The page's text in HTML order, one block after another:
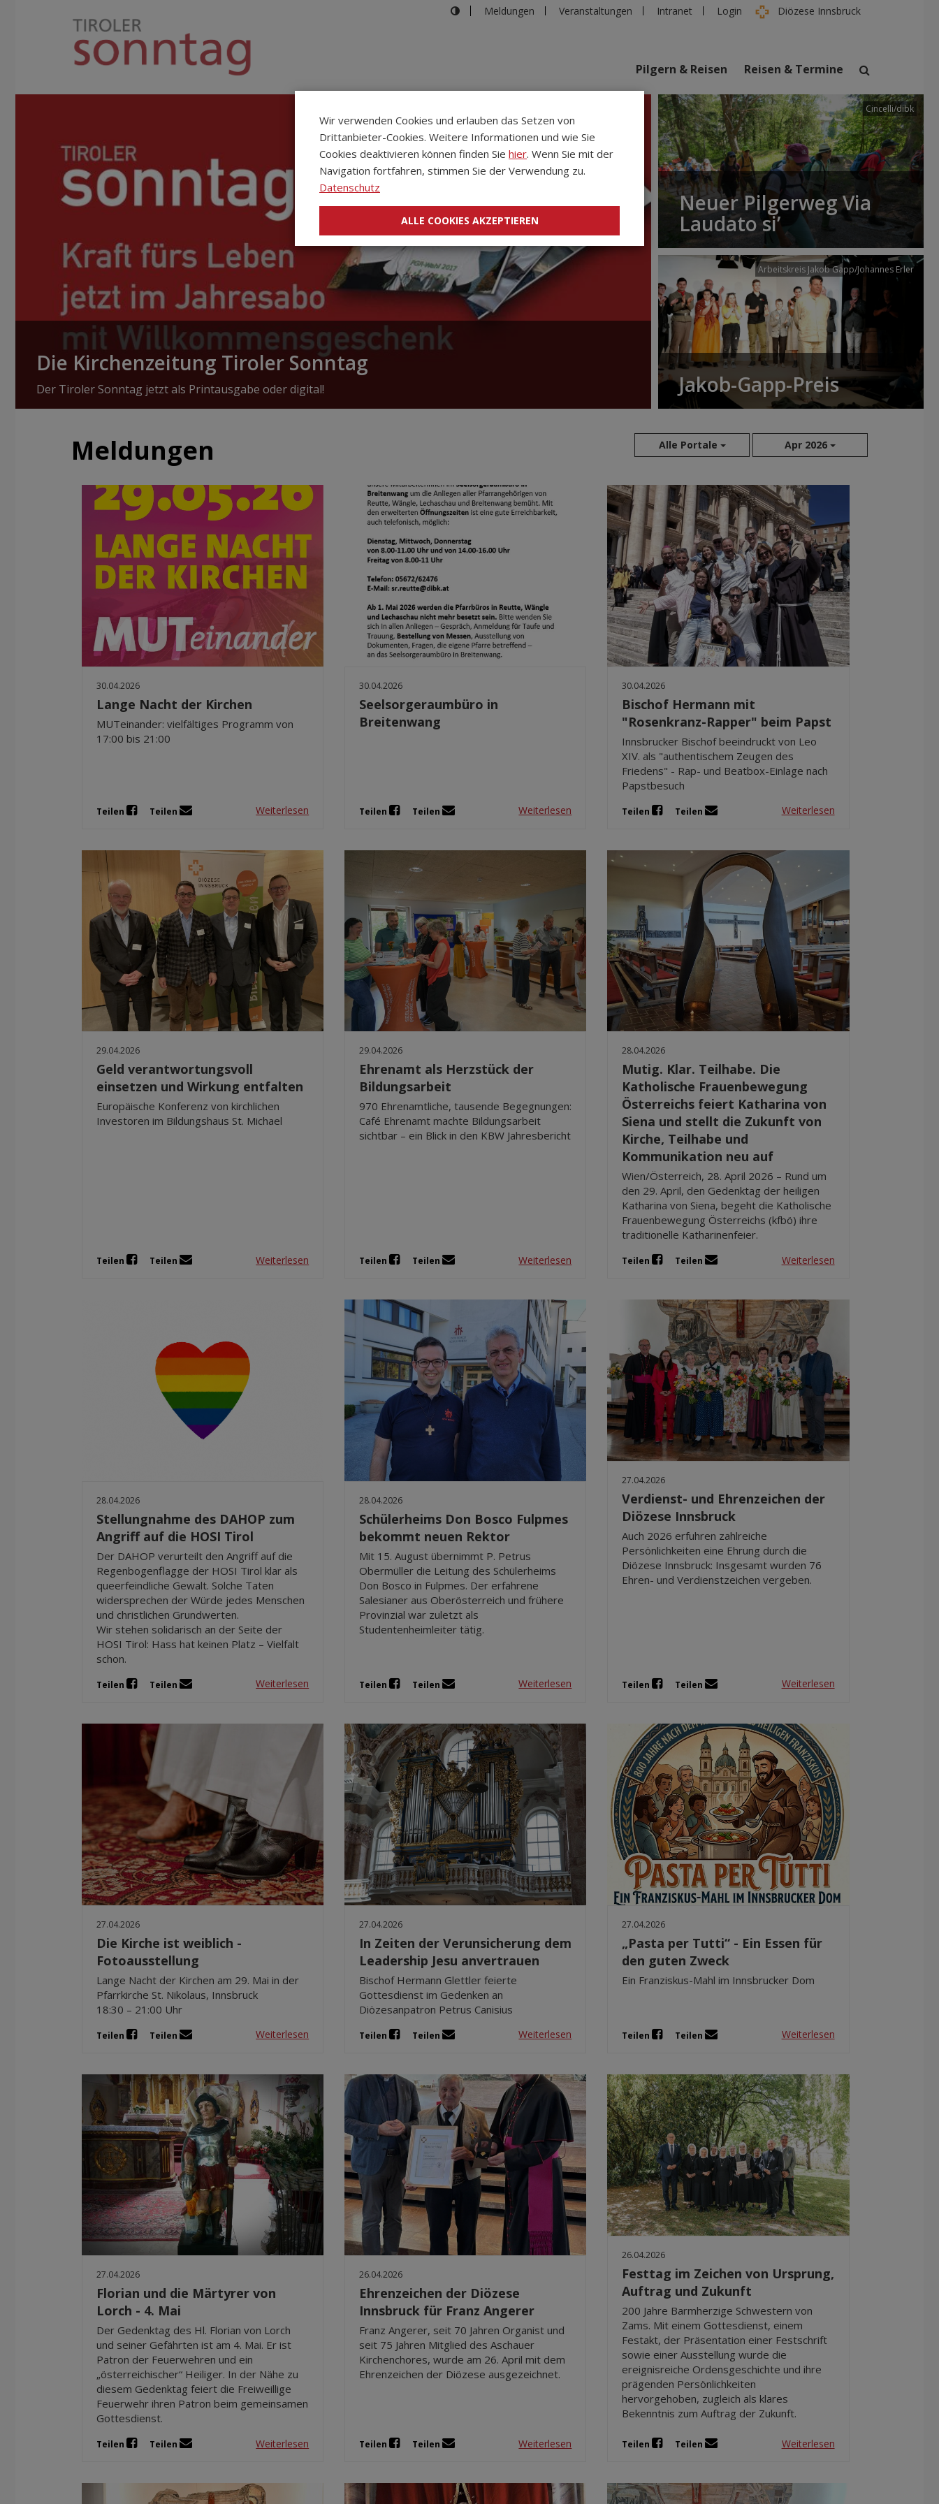
Meldungen Veranstaltungen Intranet Login Diözese Innsbruck
suchen
Veranstaltungen Personen
Pilgern & Reisen Reisen & Termine
Die Kirchenzeitung Tiroler Sonntag
Der Tiroler Sonntag jetzt als Printausgabe oder digital!
Cincelli/dibk
Neuer Pilgerweg Via
Laudato si’
Arbeitskreis Jakob Gapp/Johannes Erler
Jakob-Gapp-Preis
Meldungen Alle Portale Apr 2026
Aug 2026
Jul 2026
Jun 2026
Mai 2026
Apr 2026
Mär 2026
Feb 2026
Jan 2026
Dez 2025
Nov 2025
30.04.2026
Lange Nacht der Kirchen
MUTeinander: vielfältiges Programm von
17:00 bis 21:00
Teilen Teilen Weiterlesen
30.04.2026
Seelsorgeraumbüro in
Breitenwang
Teilen Teilen Weiterlesen
30.04.2026
Bischof Hermann mit
"Rosenkranz-Rapper" beim Papst
Innsbrucker Bischof beeindruckt von Leo
XIV. als "authentischem Zeugen des
Friedens" - Rap- und Beatbox-Einlage nach
Papstbesuch
Teilen Teilen Weiterlesen
29.04.2026
Geld verantwortungsvoll
einsetzen und Wirkung entfalten
Europäische Konferenz von kirchlichen
Investoren im Bildungshaus St. Michael
Teilen Teilen Weiterlesen
29.04.2026
Ehrenamt als Herzstück der
Bildungsarbeit
970 Ehrenamtliche, tausende Begegnungen:
Café Ehrenamt machte Bildungsarbeit
sichtbar – ein Blick in den KBW Jahresbericht
Teilen Teilen Weiterlesen
28.04.2026
Mutig. Klar. Teilhabe. Die
Katholische Frauenbewegung
Österreichs feiert Katharina von
Siena und stellt die Zukunft von
Kirche, Teilhabe und
Kommunikation neu auf
Wien/Österreich, 28. April 2026 – Rund um
den 29. April, den Gedenktag der heiligen
Katharina von Siena, begeht die Katholische
Frauenbewegung Österreichs (kfbö) ihre
traditionelle Katharinenfeier.
Teilen Teilen Weiterlesen
28.04.2026
Stellungnahme des DAHOP zum
Angriff auf die HOSI Tirol
Der DAHOP verurteilt den Angriff auf die
Regenbogenflagge der HOSI Tirol klar als
queerfeindliche Gewalt. Solche Taten
widersprechen der Würde jedes Menschen
und christlichen Grundwerten.
Wir stehen solidarisch an der Seite der
HOSI Tirol: Hass hat keinen Platz – Vielfalt
schon.
Teilen Teilen Weiterlesen
28.04.2026
Schülerheims Don Bosco Fulpmes
bekommt neuen Rektor
Mit 15. August übernimmt P. Petrus
Obermüller die Leitung des Schülerheims
Don Bosco in Fulpmes. Der erfahrene
Salesianer aus Oberösterreich und frühere
Provinzial war zuletzt als
Studentenheimleiter tätig.
Teilen Teilen Weiterlesen
27.04.2026
Verdienst- und Ehrenzeichen der
Diözese Innsbruck
Auch 2026 erfuhren zahlreiche
Persönlichkeiten eine Ehrung durch die
Diözese Innsbruck: Insgesamt wurden 76
Ehren- und Verdienstzeichen vergeben.
Teilen Teilen Weiterlesen
27.04.2026
Die Kirche ist weiblich -
Fotoausstellung
Lange Nacht der Kirchen am 29. Mai in der
Pfarrkirche St. Nikolaus, Innsbruck
18:30 – 21:00 Uhr
Teilen Teilen Weiterlesen
27.04.2026
In Zeiten der Verunsicherung dem
Leadership Jesu anvertrauen
Bischof Hermann Glettler feierte
Gottesdienst im Gedenken an
Diözesanpatron Petrus Canisius
Teilen Teilen Weiterlesen
27.04.2026
„Pasta per Tutti“ - Ein Essen für
den guten Zweck
Ein Franziskus-Mahl im Innsbrucker Dom
Teilen Teilen Weiterlesen
27.04.2026
Florian und die Märtyrer von
Lorch - 4. Mai
Der Gedenktag des Hl. Florian von Lorch
und seiner Gefährten ist am 4. Mai. Er ist
Patron der Feuerwehren und ein
„österreichischer“ Heiliger. In der Nähe zu
diesem Gedenktag feiert die Freiweillige
Feuerwehr ihren Patron beim gemeinsamen
Gottesdienst.
Teilen Teilen Weiterlesen
26.04.2026
Ehrenzeichen der Diözese
Innsbruck für Franz Angerer
Franz Angerer, seit 70 Jahren Organist und
seit 75 Jahren Mitglied des Aschauer
Kirchenchores, wurde am 26. April mit dem
Ehrenzeichen der Diözese ausgezeichnet.
Teilen Teilen Weiterlesen
26.04.2026
Festtag im Zeichen von Ursprung,
Auftrag und Zukunft
200 Jahre Barmherzige Schwestern von
Zams. Mit einem Gottesdienst, einem
Festakt, der Präsentation einer Festschrift
sowie einer Ausstellung wurde die
ereignisreiche Ordensgeschichte und ihre
prägenden Persönlichkeiten
hervorgehoben, zugleich als klares
Bekenntnis zum Auftrag der Zukunft.
Teilen Teilen Weiterlesen
Wir verwenden Cookies und erlauben das Setzen von
Drittanbieter-Cookies. Weitere Informationen und wie Sie
Cookies deaktivieren können finden Sie hier. Wenn Sie mit der
Navigation fortfahren, stimmen Sie der Verwendung zu.
Datenschutz
ALLE COOKIES AKZEPTIEREN